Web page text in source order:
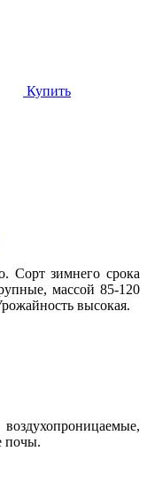
Купить
Сорт зимнего срока
массой 85-120
высокая.
почы.